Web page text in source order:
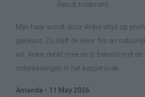
Result treatment
Mijn haar wordt door Ankie altijd op
gekleurd. Zo blijft de kleur fris en
wil. Ankie denkt mee en is bekend met
ontwikkelingen in het kappersvak.
Amanda - 11 May 2026